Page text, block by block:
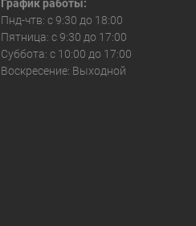
График работы:
Пнд-чтв: с 9:30 до 18:00
Пятница: с 9:30 до 17:00
Суббота: с 10:00 до 17:00
Воскресение: Выходной